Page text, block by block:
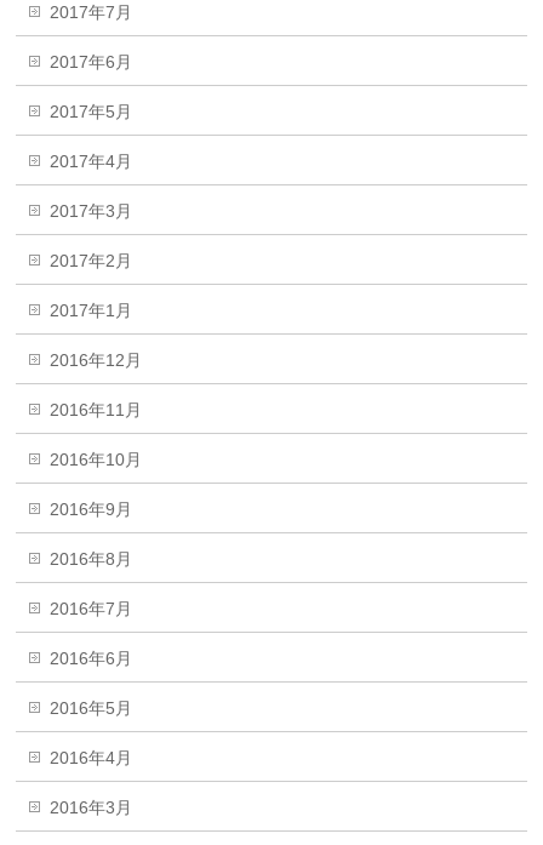
2017年7月
2017年6月
2017年5月
2017年4月
2017年3月
2017年2月
2017年1月
2016年12月
2016年11月
2016年10月
2016年9月
2016年8月
2016年7月
2016年6月
2016年5月
2016年4月
2016年3月